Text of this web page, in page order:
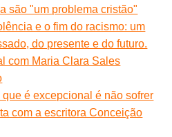
são "um problema cristão"
e o fim do racismo: um
do presente e do futuro.
com Maria Clara Sales
que é excepcional é não sofrer
com a escritora Conceição